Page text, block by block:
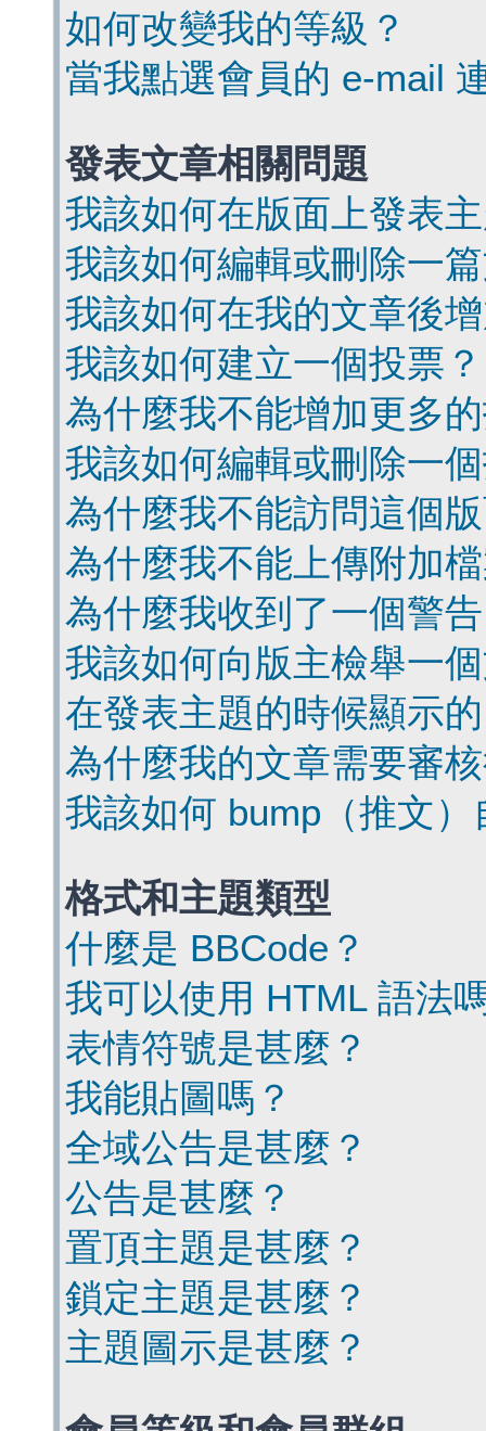
如何改變我的等級？
當我點選會員的 e-mail
發表文章相關問題
我該如何在版面上發表
我該如何編輯或刪除一
我該如何在我的文章後
我該如何建立一個投票？
為什麼我不能增加更多
我該如何編輯或刪除一
為什麼我不能訪問這個
為什麼我不能上傳附加
為什麼我收到了一個警
我該如何向版主檢舉一
在發表主題的時候顯示
為什麼我的文章需要審
我該如何 bump（推文
格式和主題類型
什麼是 BBCode？
我可以使用 HTML 語法
表情符號是甚麼？
我能貼圖嗎？
全域公告是甚麼？
公告是甚麼？
置頂主題是甚麼？
鎖定主題是甚麼？
主題圖示是甚麼？